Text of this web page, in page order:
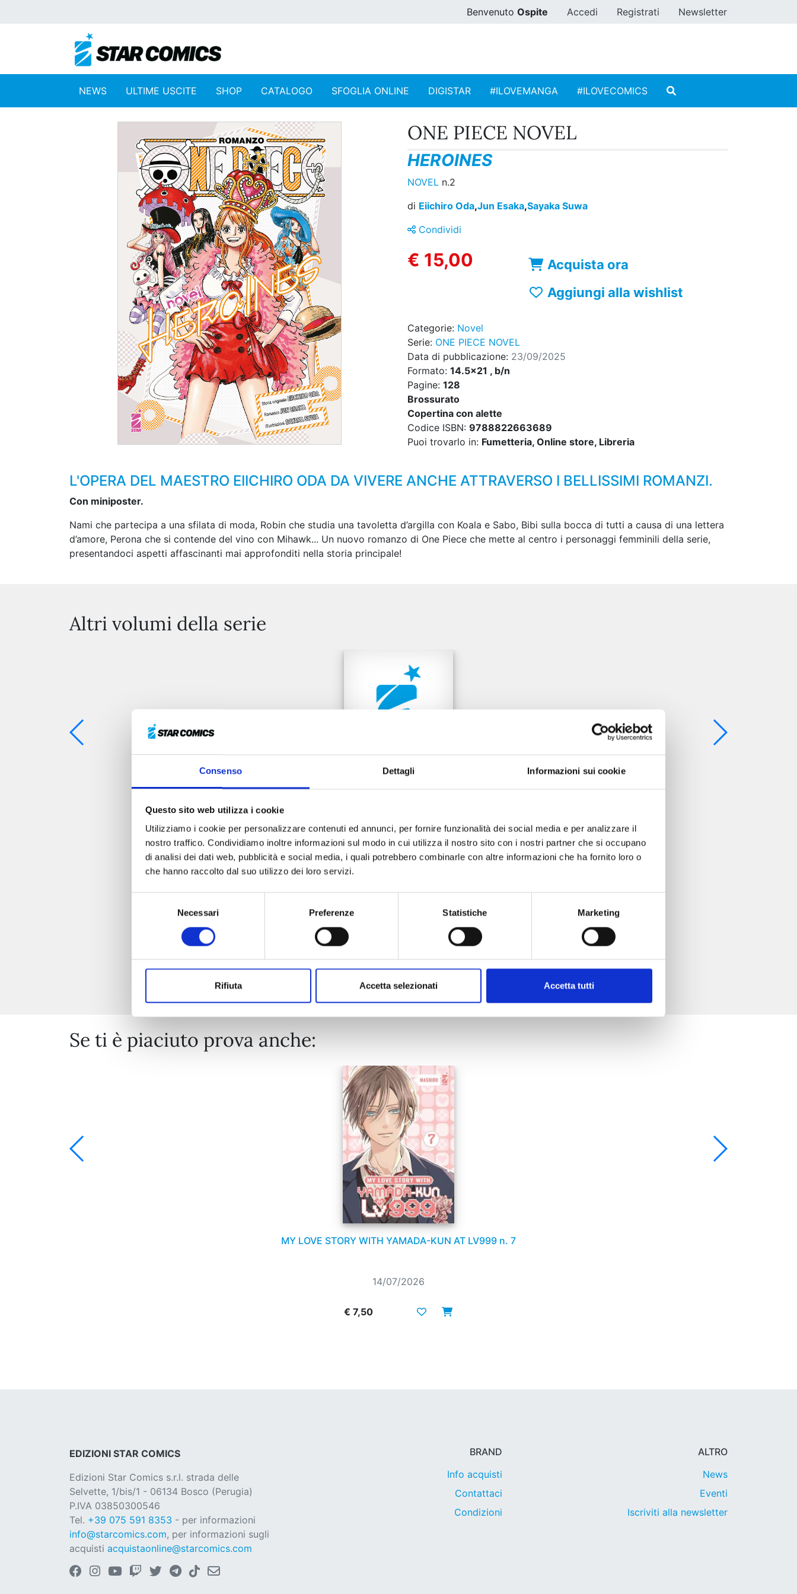
Consenso Dettagli Informazioni sui cookie
Questo sito web utilizza i cookie
Utilizziamo i cookie per personalizzare contenuti ed annunci, per fornire funzionalità dei social media e per analizzare il
nostro traffico. Condividiamo inoltre informazioni sul modo in cui utilizza il nostro sito con i nostri partner che si occupano
di analisi dei dati web, pubblicità e social media, i quali potrebbero combinarle con altre informazioni che ha fornito loro o
che hanno raccolto dal suo utilizzo dei loro servizi.
Necessari Preferenze Statistiche Marketing
Rifiuta Accetta selezionati Accetta tutti
Benvenuto Ospite Accedi Registrati Newsletter
NEWS ULTIME USCITE SHOP CATALOGO SFOGLIA ONLINE DIGISTAR #ILOVEMANGA #ILOVECOMICS
ONE PIECE NOVEL
HEROINES
NOVEL n.2
di Eiichiro Oda,Jun Esaka,Sayaka Suwa
Condividi
€ 15,00
Acquista ora
Aggiungi alla wishlist
Categorie: Novel
Serie: ONE PIECE NOVEL
Data di pubblicazione: 23/09/2025
Formato: 14.5x21 , b/n
Pagine: 128
Brossurato
Copertina con alette
Codice ISBN: 9788822663689
Puoi trovarlo in: Fumetteria, Online store, Libreria
L'OPERA DEL MAESTRO EIICHIRO ODA DA VIVERE ANCHE ATTRAVERSO I BELLISSIMI ROMANZI.
Con miniposter.
Nami che partecipa a una sfilata di moda, Robin che studia una tavoletta d’argilla con Koala e Sabo, Bibi sulla bocca di tutti a causa di una lettera
d’amore, Perona che si contende del vino con Mihawk... Un nuovo romanzo di One Piece che mette al centro i personaggi femminili della serie,
presentandoci aspetti affascinanti mai approfonditi nella storia principale!
Altri volumi della serie
ONE PIECE NOVEL n. 2
HEROINES: COLORFUL
06/10/2026
€ 15,00
Mostra tutto
Se ti è piaciuto prova anche:
MY LOVE STORY WITH YAMADA-KUN AT LV999 n. 7
14/07/2026
€ 7,50
EDIZIONI STAR COMICS
Edizioni Star Comics s.r.l. strada delle
Selvette, 1/bis/1 - 06134 Bosco (Perugia)
P.IVA 03850300546
Tel. +39 075 591 8353 - per informazioni
info@starcomics.com, per informazioni sugli
acquisti acquistaonline@starcomics.com
BRAND
Info acquisti
Contattaci
Condizioni
ALTRO
News
Eventi
Iscriviti alla newsletter